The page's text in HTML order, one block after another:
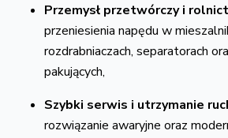
Przemysł przetwórczy i
przeniesienia napędu w
rozdrabniaczach, separatorach
pakujących,
Szybki serwis i utrzymanie
rozwiązanie awaryjne oraz